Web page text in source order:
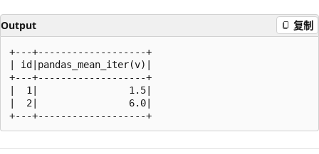
Output 复制
+---+-------------------+
| id|pandas_mean_iter(v)|
+---+-------------------+
|  1|                1.5|
|  2|                6.0|